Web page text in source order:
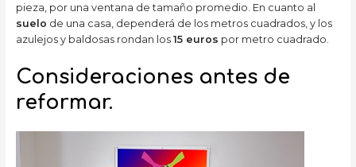
pieza, por una ventana de tamaño promedio. En cuanto al
suelo de una casa, dependerá de los metros cuadrados, y los
azulejos y baldosas rondan los 15 euros por metro cuadrado.
Consideraciones antes de
reformar.